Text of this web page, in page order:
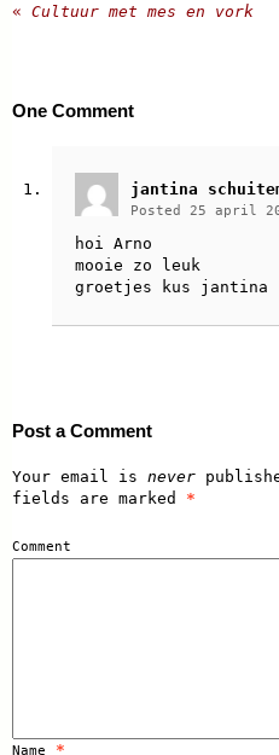
« Cultuur met mes en vork
One Comment
jantina
Posted 25 april
hoi Arno
mooie zo leuk
groetjes kus jantina
Post a Comment
Your email is never
fields are marked *
Comment
Name *